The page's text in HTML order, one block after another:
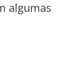
algumas